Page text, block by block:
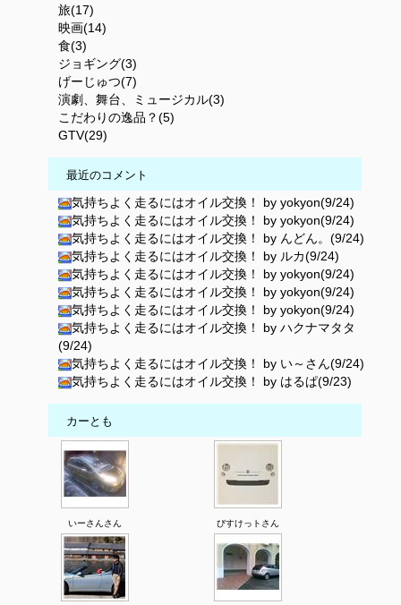
旅(17)
映画(14)
食(3)
ジョギング(3)
げーじゅつ(7)
演劇、舞台、ミュージカル(3)
こだわりの逸品？(5)
GTV(29)
最近のコメント
気持ちよく走るにはオイル交換！ by yokyon(9/24)
気持ちよく走るにはオイル交換！ by yokyon(9/24)
気持ちよく走るにはオイル交換！ by んどん。(9/24)
気持ちよく走るにはオイル交換！ by ルカ(9/24)
気持ちよく走るにはオイル交換！ by yokyon(9/24)
気持ちよく走るにはオイル交換！ by yokyon(9/24)
気持ちよく走るにはオイル交換！ by yokyon(9/24)
気持ちよく走るにはオイル交換！ by ハクナマタタ
(9/24)
気持ちよく走るにはオイル交換！ by い～さん(9/24)
気持ちよく走るにはオイル交換！ by はるぱ(9/23)
カーとも
いーさんさん びすけっトさん